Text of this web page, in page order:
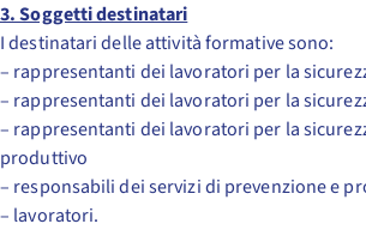
3. Soggetti destinatari
I destinatari delle attività formative sono:
– rappresentanti dei lavoratori per la
– rappresentanti dei lavoratori per la
– rappresentanti dei lavoratori per la
produttivo
– responsabili dei servizi di prevenzione e
– lavoratori.